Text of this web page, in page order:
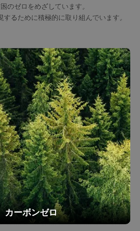
のゼロをめざしています。
するために積極的に取り組んでいます。
カーボンゼロ